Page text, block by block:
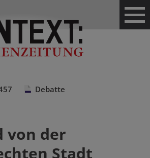
Debatte
von der
Stadt